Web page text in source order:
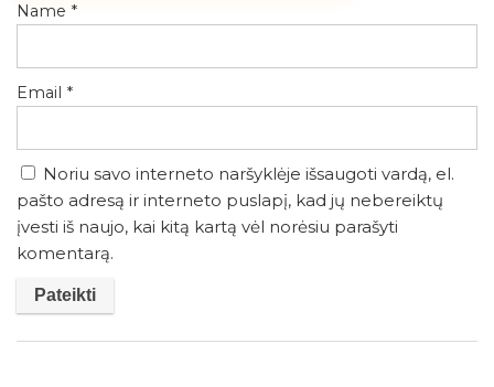
Name *
Email *
Noriu savo interneto naršyklėje išsaugoti vardą, el.
pašto adresą ir interneto puslapį, kad jų nebereiktų
įvesti iš naujo, kai kitą kartą vėl norėsiu parašyti
komentarą.